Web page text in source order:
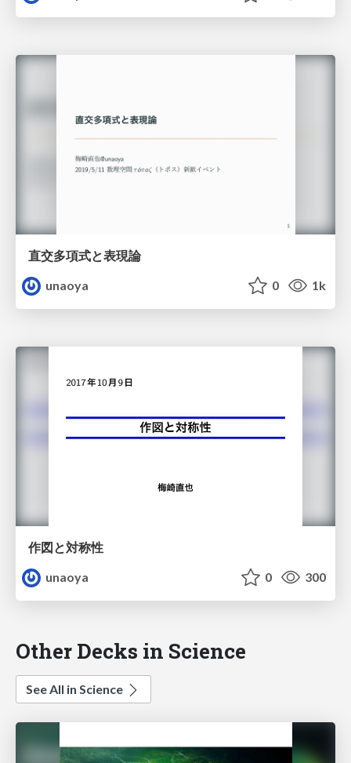
直交多項式と表現論
unaoya
0 1k
作図と対称性
unaoya
0 300
Other Decks in Science
See All in Science